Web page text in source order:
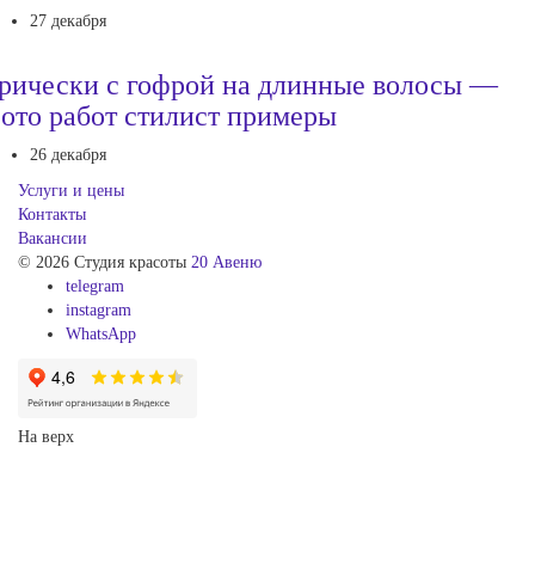
27 декабря
с гофрой на длинные волосы —
работ стилист примеры
26 декабря
Услуги и цены
Контакты
Вакансии
© 2026 Студия красоты 20 Авеню
telegram
instagram
WhatsApp
На верх